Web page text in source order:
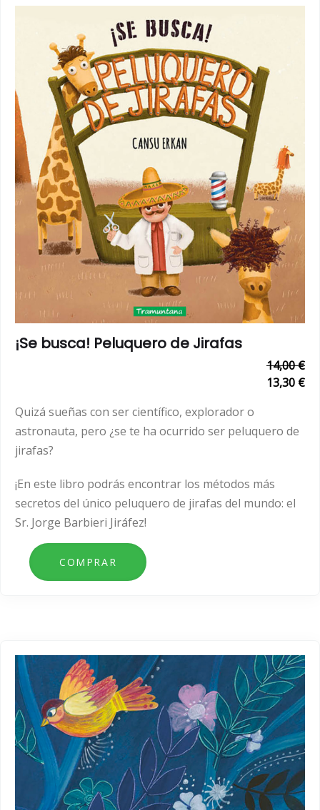
¡Se busca! Peluquero de Jirafas
14,00 €
13,30 €
Quizá sueñas con ser científico, explorador o
astronauta, pero ¿se te ha ocurrido ser peluquero de
jirafas?
¡En este libro podrás encontrar los métodos más
secretos del único peluquero de jirafas del mundo: el
Sr. Jorge Barbieri Jiráfez!